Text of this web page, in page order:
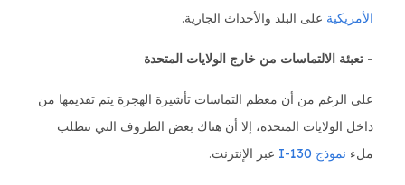
الأمريكية على البلد والأحداث الجارية.
- تعبئة الالتماسات من خارج الولايات المتحدة
على الرغم من أن معظم التماسات تأشيرة الهجرة يتم تقديمها من
داخل الولايات المتحدة، إلا أن هناك بعض الظروف التي تتطلب
ملء نموذج I-130 عبر الإنترنت.